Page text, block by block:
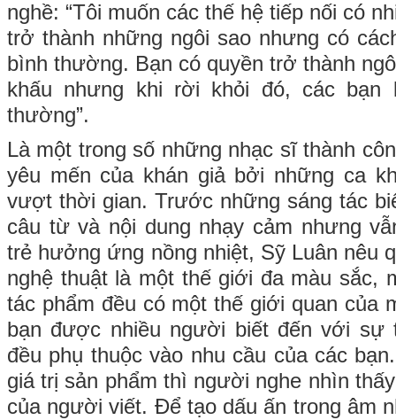
nghề: “Tôi muốn các thế hệ tiếp nối có
trở thành những ngôi sao nhưng có
bình thường. Bạn có quyền trở thành
khấu nhưng khi rời khỏi đó, các
thường”.
Là một trong số những nhạc sĩ thành
yêu mến của khán giả bởi những ca
vượt thời gian. Trước những sáng tác
câu từ và nội dung nhạy cảm nhưng
trẻ hưởng ứng nồng nhiệt, Sỹ Luân nêu
nghệ thuật là một thế giới đa màu sắc,
tác phẩm đều có một thế giới quan của
bạn được nhiều người biết đến với
đều phụ thuộc vào nhu cầu của các
giá trị sản phẩm thì người nghe nhìn
của người viết. Để tạo dấu ấn trong âm